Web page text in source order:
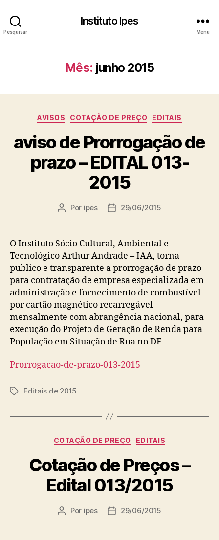
Pesquisar
Instituto Ipes
Menu
Mês: junho 2015
Categorias
AVISOS COTAÇÃO DE PREÇO EDITAIS
aviso de Prorrogação de
prazo – EDITAL 013-
2015
Autor
Por ipes
Data29/06/2015
O Instituto Sócio Cultural, Ambiental e
Tecnológico Arthur Andrade – IAA, torna
publico e transparente a prorrogação de prazo
para contratação de empresa especializada em
administração e fornecimento de combustível
por cartão magnético recarregável
mensalmente com abrangência nacional, para
execução do Projeto de Geração de Renda para
População em Situação de Rua no DF
Prorrogacao-de-prazo-013-2015
TagsEditais de 2015
Categorias
COTAÇÃO DE PREÇO EDITAIS
Cotação de Preços –
Edital 013/2015
Autor
Por ipes
Data29/06/2015